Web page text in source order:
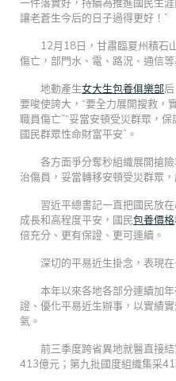
讓老蒼生今后的日子過得更好！”
12月18日，甘肅臨夏州積石
傷亡，部門水、電、路況、通信
地動產生女大生包養俱樂部
要唆使誇大，“要全力展開搜救，
職員傷亡”“妥當安頓受災群眾，
國民群眾性命財富平安”。
各方面爭分奪秒組織展開搶
治傷員，妥當轉移安頓受災群眾
習近平總書記一直把國民放
成長和高程度平安，國民包養價格
倍充分、更有保證、更可連續。
深切的平易近生掛念，表現
本年以來各地各部分連續加
證、優化平易近生辦事，以實績
氣。
前三季度跨省異地就醫直接
413億元；第九批國度組織集采